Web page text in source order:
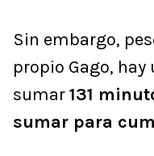
Sin embargo,
propio Gago, hay
sumar131
sumar para